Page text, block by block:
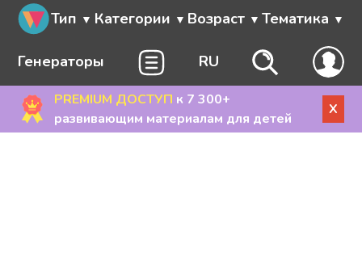
Тип Категории Возраст Тематика
Генераторы RU
PREMIUM ДОСТУП к 7 300+
развивающим материалам для детей
X